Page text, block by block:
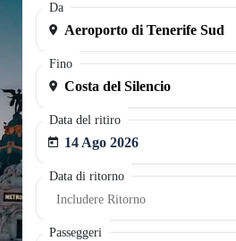
Da
Fino
Data del ritiro
14 Ago 2026
Data di ritorno
Includere Ritorno
Passeggeri